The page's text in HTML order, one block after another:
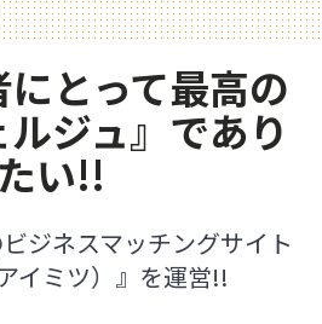
とって最高の
ルジュ』であり
たい!!
ジネスマッチングサイト
イミツ）』を運営!!